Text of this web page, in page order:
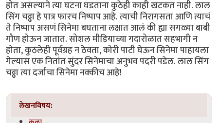
होत असल्याने त्या घटना घडताना कुठेही काही खटकत नाही. लाल
सिंग चढ्ढा हे पात्र फारच निष्पाप आहे. त्याची निरागसता आणि त्याचं
ते निष्पाप असणं सिनेमा बघताना लक्षात आलं की ह्या सगळ्या बाबी
गौण होऊन जातात. सोशल मीडियाच्या गदारोळात सहभागी न
होता, कुठलेही पूर्वग्रह न ठेवता, कोरी पाटी घेऊन सिनेमा पाहायला
गेल्यास एक नितांत सुंदर सिनेमाचा अनुभव पदरी पडेल. लाल सिंग
चढ्ढा त्या दर्जाचा सिनेमा नक्कीच आहे!
लेखनविषय: